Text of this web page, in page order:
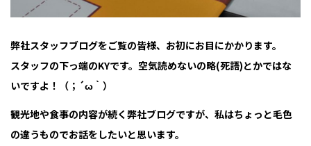
弊社スタッフブログをご覧の皆様、お初にお目にかかります。
スタッフの下っ端のKYです。空気読めないの略(死語)とかではな
いですよ！（；´ω｀）
観光地や食事の内容が続く弊社ブログですが、私はちょっと毛色
の違うものでお話をしたいと思います。